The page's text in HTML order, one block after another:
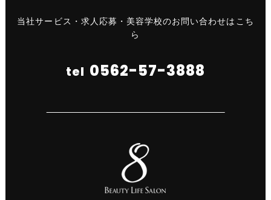
当社サービス・求人応募・美容学校のお問い合わせはこち
ら
tel 0562-57-3888